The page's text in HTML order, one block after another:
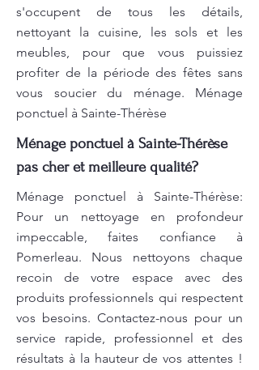
s'occupent de tous les détails,
nettoyant la cuisine, les sols et les
meubles, pour que vous puissiez
profiter de la période des fêtes sans
vous soucier du ménage. Ménage
ponctuel à Sainte-Thérèse
Ménage ponctuel à Sainte-Thérèse
pas cher et meilleure qualité?
Ménage ponctuel à Sainte-Thérèse:
Pour un nettoyage en profondeur
impeccable, faites confiance à
Pomerleau. Nous nettoyons chaque
recoin de votre espace avec des
produits professionnels qui respectent
vos besoins. Contactez-nous pour un
service rapide, professionnel et des
résultats à la hauteur de vos attentes !